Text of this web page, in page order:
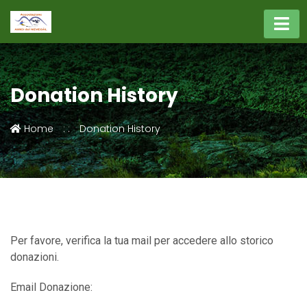
Donation History
Home Donation History
Per favore, verifica la tua mail per accedere allo storico
donazioni.
Email Donazione: